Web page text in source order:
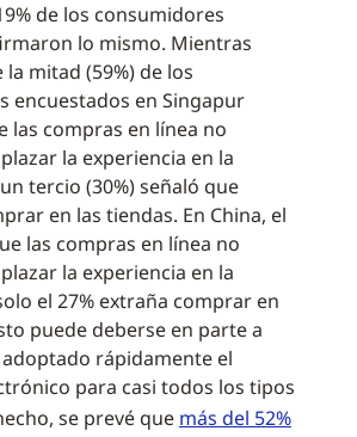
de los consumidores
lo mismo. Mientras
mitad (59%) de los
encuestados en Singapur
las compras en línea no
la experiencia en la
tercio (30%) señaló que
en las tiendas. En China, el
las compras en línea no
la experiencia en la
el 27% extraña comprar en
puede deberse en parte a
rápidamente el
para casi todos los tipos
se prevé que más del 52%